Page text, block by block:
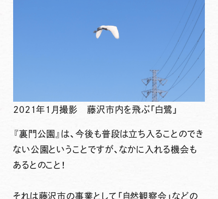
2021年1月撮影 藤沢市内を飛ぶ「白鷺」
『裏門公園』は、今後も普段は立ち入ることのでき
ない公園 ということですが、 なかに入れる機会も
あるとのこと！
それは藤沢市の事業として「自然観察会」などの